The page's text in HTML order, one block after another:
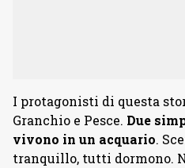
I protagonisti di questa
Granchio e Pesce. Due
vivono in un acquario.
tranquillo, tutti dormono.